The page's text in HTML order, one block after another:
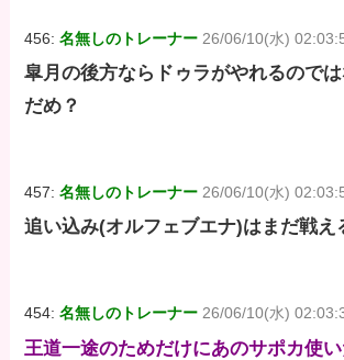
456:名無しのトレーナー 26/06/10(水)
皐月の後方ならドゥラがやれるので
だめ？
457:名無しのトレーナー 26/06/10(水)
追い込み(オルフェブエナ)はまだ戦え
454:名無しのトレーナー 26/06/10(水)
王道一途のためだけにあのサポカ使い